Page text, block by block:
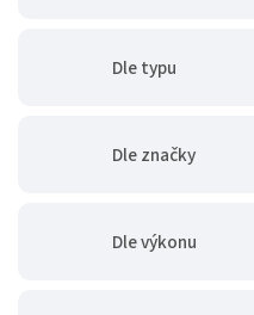
Dle typu
Dle značky
Dle výkonu